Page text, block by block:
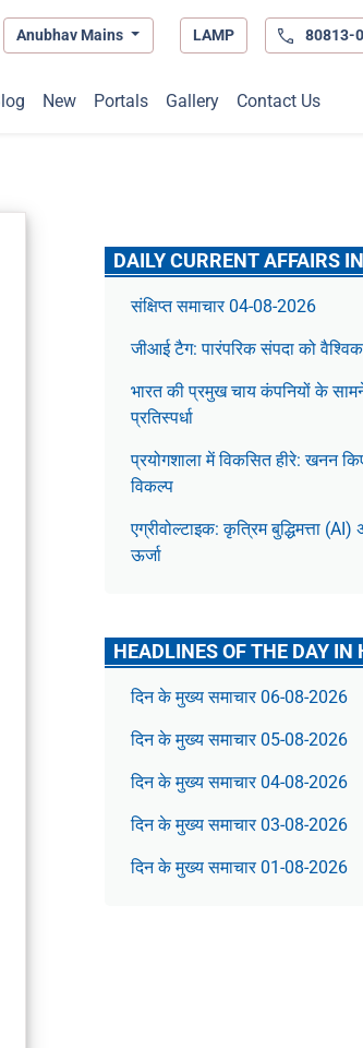
Anubhav Mains LAMP 80813-
New Portals Gallery Contact Us
DAILY CURRENT AFFAIRS
संक्षिप्त समाचार 04-08-2026
जीआई टैग: पारंपरिक संपदा को वैश्विक
भारत की प्रमुख चाय कंपनियों के
प्रतिस्पर्धा
प्रयोगशाला में विकसित हीरे: खनन
विकल्प
एग्रीवोल्टाइक: कृत्रिम बुद्धिमत्ता
ऊर्जा
HEADLINES OF THE DAY IN
दिन के मुख्य समाचार 06-08-2026
दिन के मुख्य समाचार 05-08-2026
दिन के मुख्य समाचार 04-08-2026
दिन के मुख्य समाचार 03-08-2026
दिन के मुख्य समाचार 01-08-2026